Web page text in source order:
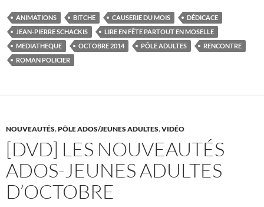
e
b
o
o
itt
er
er
es
t
m
bl
r
ta
g
er
ANIMATIONS BITCHE CAUSERIE DU MOIS
DÉDICACE
JEAN-PIERRE SCHACKIS
LIRE EN FÊTE PARTOUT EN MOSELLE
MEDIATHEQUE
OCTOBRE 2014 PÔLE ADULTES
RENCONTRE
ROMAN POLICIER
NOUVEAUTÉS,PÔLE ADOS/JEUNES ADULTES,VIDÉO
[DVD] LES NOUVEAUTÉS
ADOS-JEUNES ADULTES
D’OCTOBRE